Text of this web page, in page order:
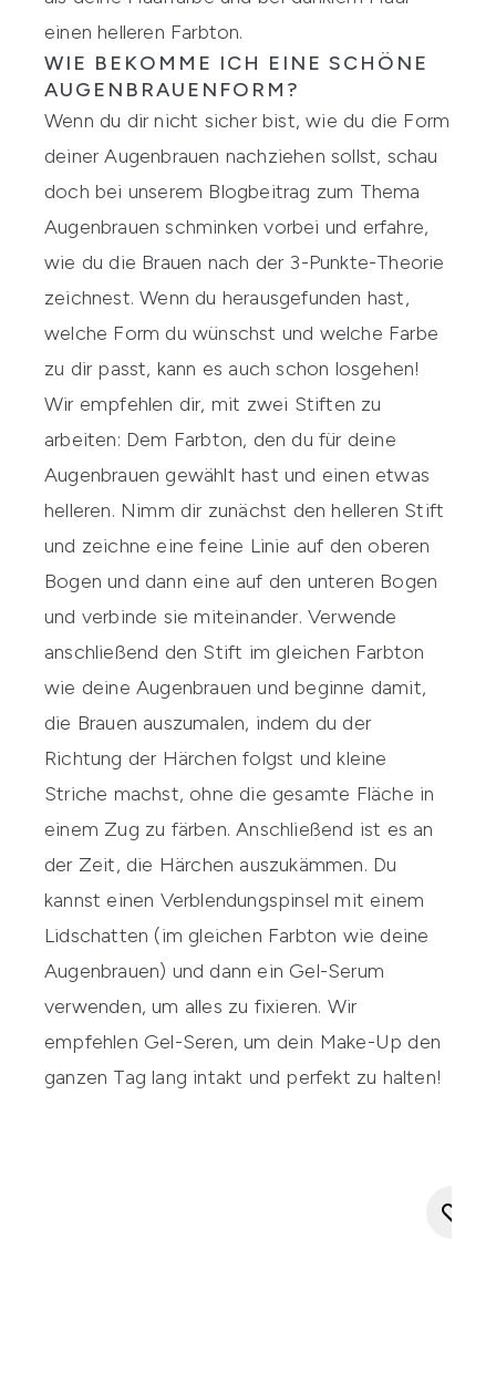
einen helleren Farbton.
WIE BEKOMME ICH EINE SCHÖNE
AUGENBRAUENFORM?
Wenn du dir nicht sicher bist, wie du die Form
deiner Augenbrauen nachziehen sollst, schau
doch bei unserem Blogbeitrag zum Thema
Augenbrauen schminken vorbei und erfahre,
wie du die Brauen nach der 3-Punkte-Theorie
zeichnest. Wenn du herausgefunden hast,
welche Form du wünschst und welche Farbe
zu dir passt, kann es auch schon losgehen!
Wir empfehlen dir, mit zwei Stiften zu
arbeiten: Dem Farbton, den du für deine
Augenbrauen gewählt hast und einen etwas
helleren. Nimm dir zunächst den helleren Stift
und zeichne eine feine Linie auf den oberen
Bogen und dann eine auf den unteren Bogen
und verbinde sie miteinander. Verwende
anschließend den Stift im gleichen Farbton
wie deine Augenbrauen und beginne damit,
die Brauen auszumalen, indem du der
Richtung der Härchen folgst und kleine
Striche machst, ohne die gesamte Fläche in
einem Zug zu färben. Anschließend ist es an
der Zeit, die Härchen auszukämmen. Du
kannst einen Verblendungspinsel mit einem
Lidschatten (im gleichen Farbton wie deine
Augenbrauen) und dann ein Gel-Serum
verwenden, um alles zu fixieren. Wir
empfehlen Gel-Seren, um dein Make-Up den
ganzen Tag lang intakt und perfekt zu halten!